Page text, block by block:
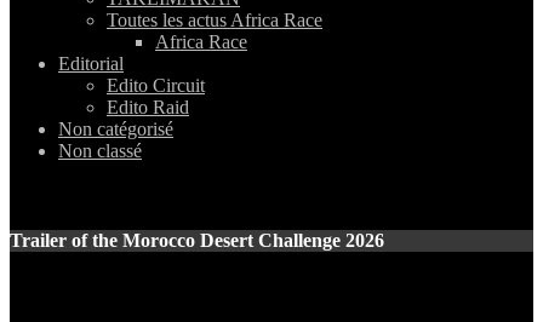
Toutes les actus Africa Race
Africa Race
Editorial
Edito Circuit
Edito Raid
Non catégorisé
Non classé
Trailer of the Morocco Desert Challenge 2026